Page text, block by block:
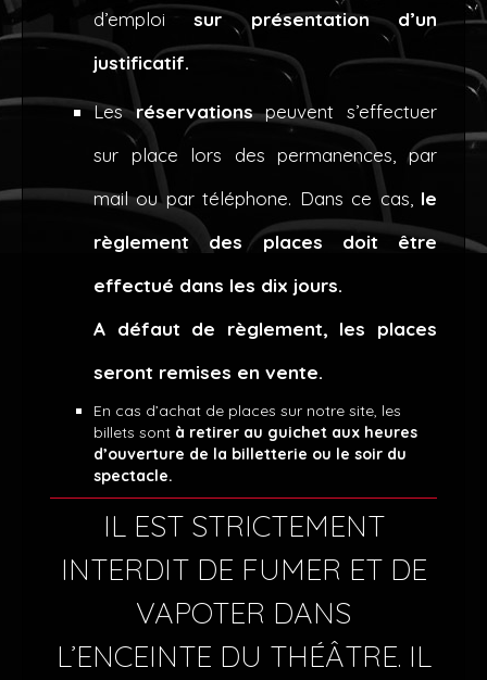
d’emploisur présentation d’un
justificatif.
Lesréservationspeuvent s’effectuer
sur place lors des permanences, par
mail ou par téléphone. Dans ce cas, le
règlement des places doit être
effectué dans les dix jours.
A défaut de règlement, les places
seront remises en vente.
En cas d’achat de places sur notre site, les
billets sont à retirer au guichet aux heures
d’ouverture de la billetterie ou le soir du
spectacle.
IL EST STRICTEMENT
INTERDIT DE FUMER ET DE
VAPOTER DANS
L’ENCEINTE DU THÉÂTRE. IL